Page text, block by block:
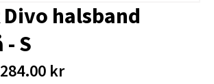
Divo halsband
S
kr